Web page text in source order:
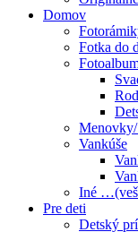
Domov
Fotka do
Vankúše
Iné
Pre deti
Detský